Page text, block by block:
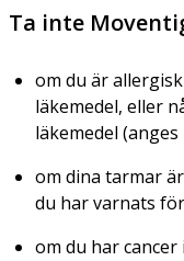
Ta inte
om du är
läkemedel, eller
läkemedel (anges
om dina tarmar
du har varnats
om du har